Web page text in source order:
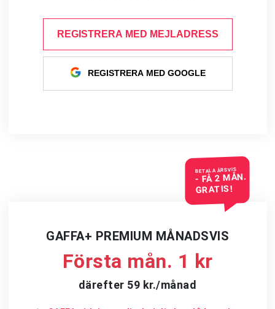
REGISTRERA MED MEJLADRESS
REGISTRERA MED GOOGLE
BETALA ÅRSVIS
- FÅ 2 MÅN.
GRATIS!
GAFFA+ PREMIUM MÅNADSVIS
Första mån. 1 kr
därefter 59 kr./månad